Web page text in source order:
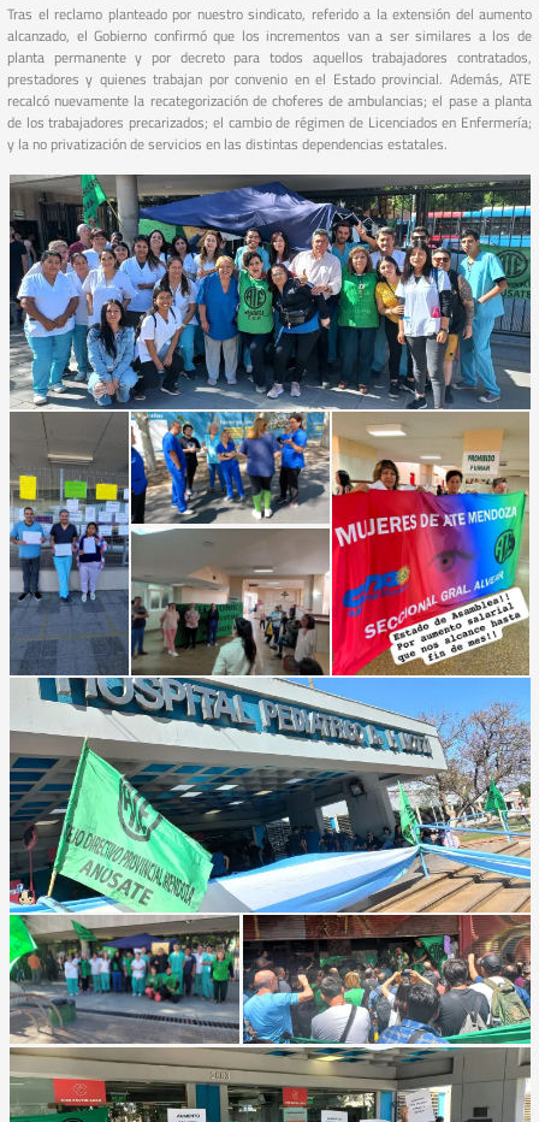
Tras el reclamo planteado por nuestro sindicato, referido a la extensión del aumento
alcanzado, el Gobierno confirmó que los incrementos van a ser similares a los de
planta permanente y por decreto para todos aquellos trabajadores contratados,
prestadores y quienes trabajan por convenio en el Estado provincial. Además, ATE
recalcó nuevamente la recategorización de choferes de ambulancias; el pase a planta
de los trabajadores precarizados; el cambio de régimen de Licenciados en Enfermería;
y la no privatización de servicios en las distintas dependencias estatales.